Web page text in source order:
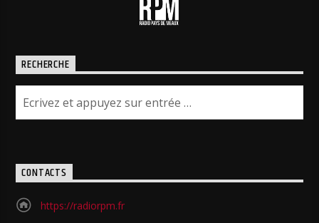
RECHERCHE
CONTACTS
https://radiorpm.fr